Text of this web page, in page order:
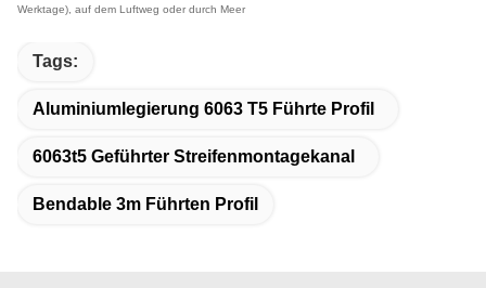
Werktage), auf dem Luftweg oder durch Meer
Tags:
Aluminiumlegierung 6063 T5 Führte Profil
6063t5 Geführter Streifenmontagekanal
Bendable 3m Führten Profil